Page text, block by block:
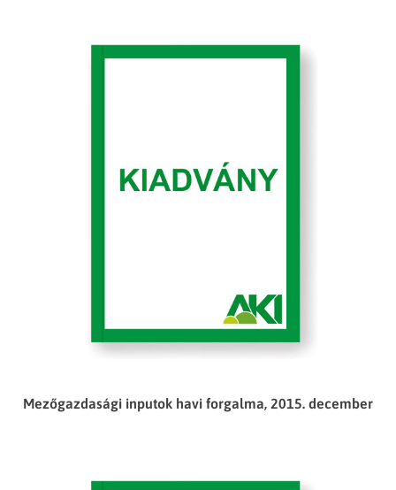
Mezőgazdasági inputok havi forgalma, 2015. december